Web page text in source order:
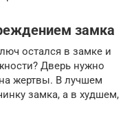
замка
остался в замке и
Дверь нужно
жертвы. В лучшем
замка, а в худшем,